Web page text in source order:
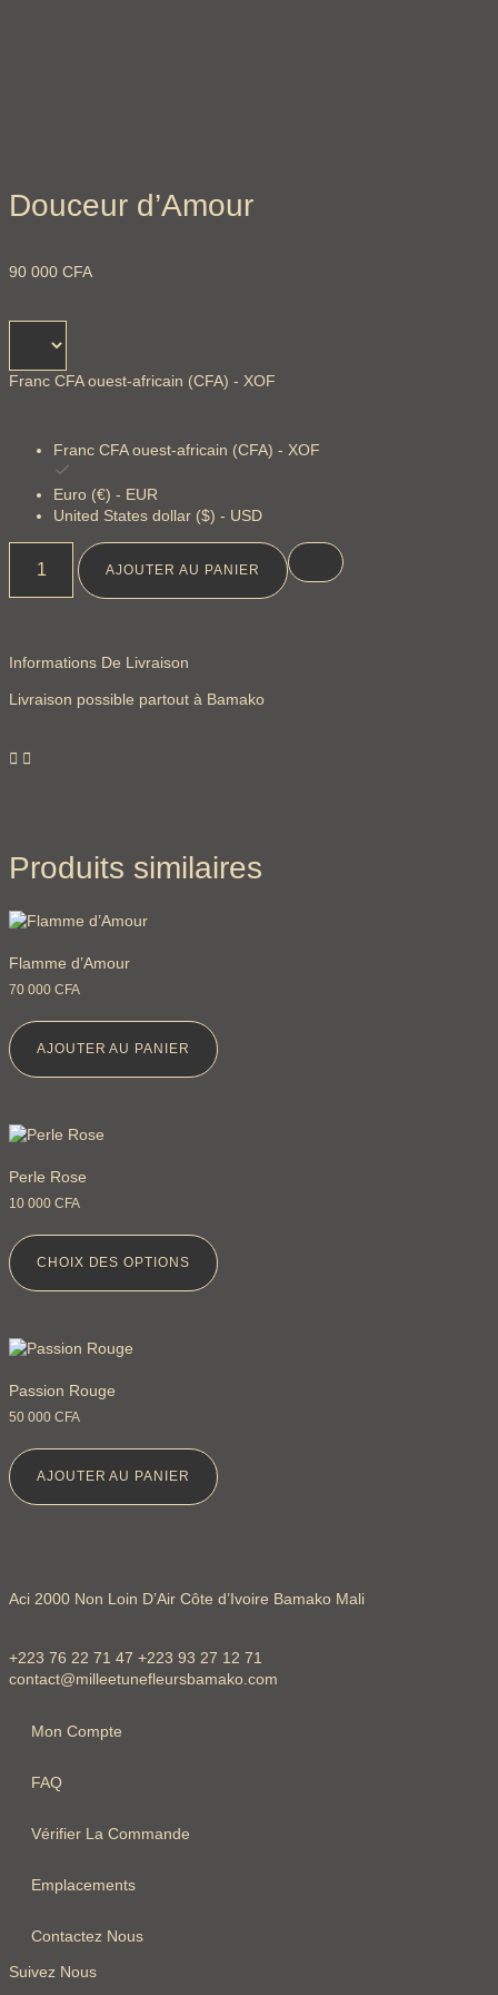
Douceur d’Amour
90 000 CFA
Franc CFA ouest-africain (CFA) - XOF
Franc CFA ouest-africain (CFA) - XOF
Euro (€) - EUR
United States dollar ($) - USD
AJOUTER AU PANIER
Informations De Livraison
Livraison possible partout à Bamako
Produits similaires
Flamme d’Amour
70 000 CFA
AJOUTER AU PANIER
Perle Rose
10 000 CFA
CHOIX DES OPTIONS
Passion Rouge
50 000 CFA
AJOUTER AU PANIER
Aci 2000 Non Loin D’Air Côte d’Ivoire Bamako Mali
+223 76 22 71 47 +223 93 27 12 71
contact@milleetunefleursbamako.com
Mon Compte
FAQ
Vérifier La Commande
Emplacements
Contactez Nous
Suivez Nous